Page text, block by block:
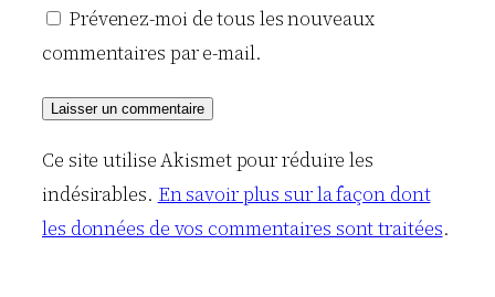
Prévenez-moi de tous les nouveaux
commentaires par e-mail.
Ce site utilise Akismet pour réduire les
indésirables. En savoir plus sur la façon dont
les données de vos commentaires sont traitées.